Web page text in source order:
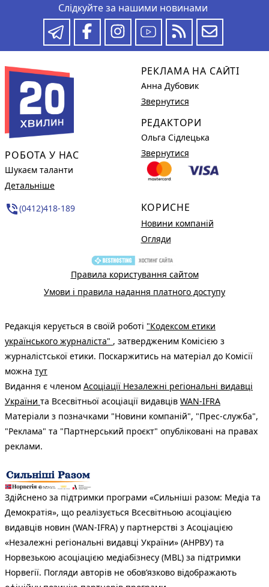
Слідкуйте за нашими новинами
РОБОТА У НАС
Шукаєм таланти
Детальніше
phone_in_talk(0412)418-189
РЕКЛАМА НА САЙТІ
Анна Дубовик
Звернутися
РЕДАКТОРИ
Ольга Сідлецька
Звернутися
КОРИСНЕ
Новини компаній
Огляди
Правила користування сайтом
Умови і правила надання платного доступу
Редакція керується в своїй роботі "Кодексом етики
українського журналіста" , затвердженим Комісією з
журналістської етики. Поскаржитись на матеріал до Комісії
можна тут
Видання є членом Асоціації Незалежні регіональні видавці
України та Всесвітньої асоціації видавців WAN-IFRA
Матеріали з позначками "Новини компаній", "Прес-служба",
"Реклама" та "Партнерський проєкт" опубліковані на правах
реклами.
Здійснено за підтримки програми «Сильніші разом: Медіа та
Демократія», що реалізується Всесвітньою асоціацією
видавців новин (WAN-IFRA) у партнерстві з Асоціацією
«Незалежні регіональні видавці України» (АНРВУ) та
Норвезькою асоціацією медіабізнесу (MBL) за підтримки
Норвегії. Погляди авторів не обов’язково відображають